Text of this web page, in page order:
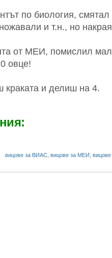
по биология, смятал
и т.н., но
от МЕИ, помислил
овце!
краката и делиш на 4.
вицове за ВИАС вицове за МЕИ вицове